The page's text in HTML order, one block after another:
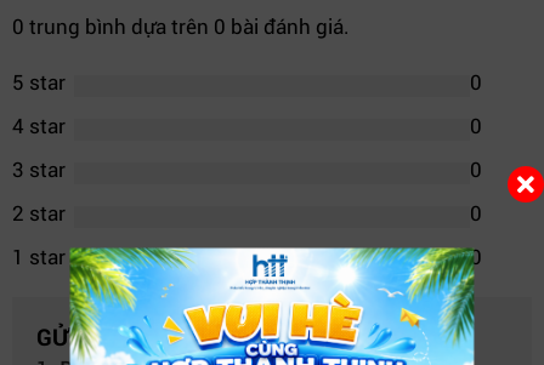
0 trung bình dựa trên 0 bài đánh giá.
5 star
0
4 star
0
3 star
0
2 star
0
1 star
0
GỬI NHẬN XÉT CỦA BẠN